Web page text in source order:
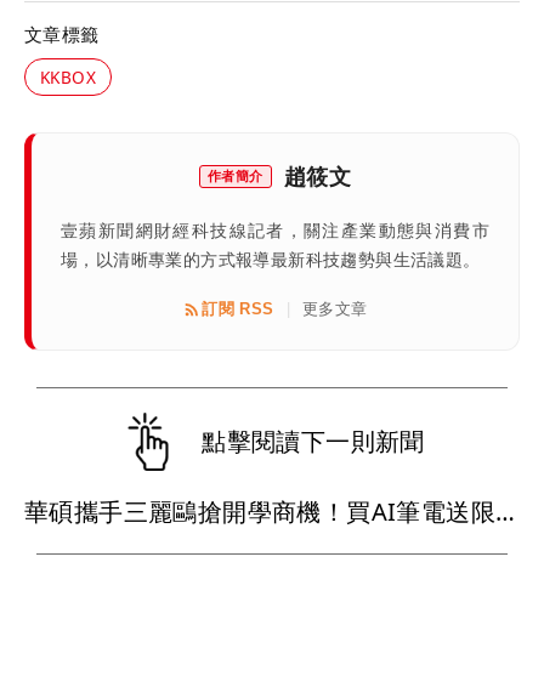
文章標籤
KKBOX
作者簡介 趙筱文
壹蘋新聞網財經科技線記者，關注產業動態與消費市
場，以清晰專業的方式報導最新科技趨勢與生活議題。
訂閱 RSS 更多文章
點擊閱讀下一則新聞
華碩攜手三麗鷗搶開學商機！買AI筆電送限量萌物